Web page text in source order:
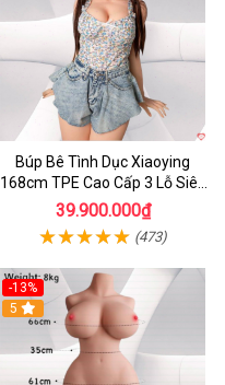
Búp Bê Tình Dục Xiaoying
168cm TPE Cao Cấp 3 Lỗ Siêu
Thật
39.900.000₫
(473)
-13%
5